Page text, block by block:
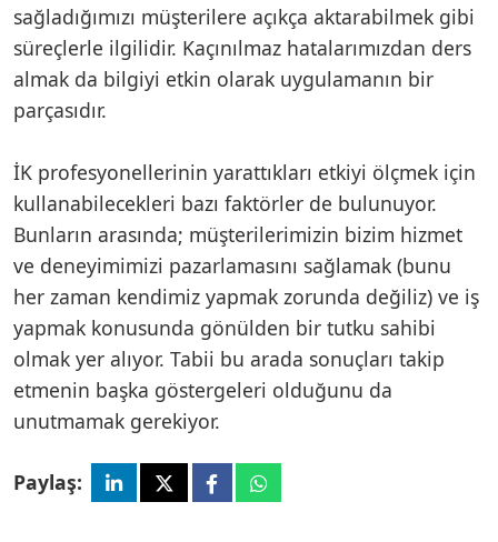
sağladığımızı müşterilere açıkça aktarabilmek gibi
süreçlerle ilgilidir. Kaçınılmaz hatalarımızdan ders
almak da bilgiyi etkin olarak uygulamanın bir
parçasıdır.
İK profesyonellerinin yarattıkları etkiyi ölçmek için
kullanabilecekleri bazı faktörler de bulunuyor.
Bunların arasında; müşterilerimizin bizim hizmet
ve deneyimimizi pazarlamasını sağlamak (bunu
her zaman kendimiz yapmak zorunda değiliz) ve iş
yapmak konusunda gönülden bir tutku sahibi
olmak yer alıyor. Tabii bu arada sonuçları takip
etmenin başka göstergeleri olduğunu da
unutmamak gerekiyor.
Paylaş: